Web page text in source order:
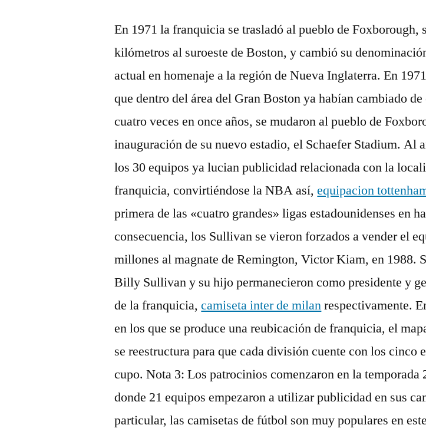
En 1971 la franquicia se trasladó al pueblo de Foxborough,
kilómetros al suroeste de Boston, y cambió su
actual en homenaje a la región de Nueva Inglaterra. En
que dentro del área del Gran Boston ya habían cambiado
cuatro veces en once años, se mudaron al pueblo de
inauguración de su nuevo estadio, el Schaefer Stadium. Al
los 30 equipos ya lucian publicidad relacionada con la
franquicia, convirtiéndose la NBA así,equipacion
primera de las «cuatro grandes» ligas estadounidenses en
consecuencia, los Sullivan se vieron forzados a vender el
millones al magnate de Remington, Victor Kiam, en 1988.
Billy Sullivan y su hijo permanecieron como presidente y
de la franquicia,camiseta inter de milanrespectivamente.
en los que se produce una reubicación de franquicia, el
se reestructura para que cada división cuente con los cinco
cupo. Nota 3: Los patrocinios comenzaron en la temporada
donde 21 equipos empezaron a utilizar publicidad en sus
particular, las camisetas de fútbol son muy populares en